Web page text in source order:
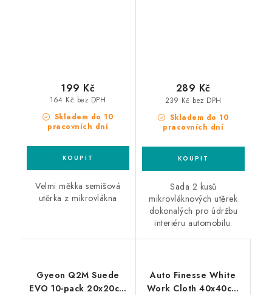
Skladem do 10
pracovních dní
164 Kč bez DPH
199 Kč
Velmi měkka semišová
utěrka z mikrovlákna
Skladem do 10
pracovních dní
239 Kč bez DPH
289 Kč
Sada 2 kusů
mikrovláknových utěrek
dokonalých pro údržbu
interiéru automobilu.
Gyeon Q2M Suede
EVO 10-pack 20x20cm
Auto Finesse White
Work Cloth 40x40cm